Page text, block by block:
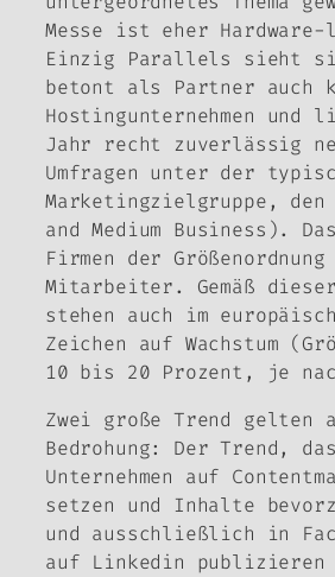
Messe ist eher
Einzig Parallels sieht
betont als Partner auch
Hostingunternehmen
Jahr recht zuverlässig
Umfragen unter der
Marketingzielgruppe, den
and Medium Business).
Firmen der
Mitarbeiter. Gemäß
stehen auch im
Zeichen auf Wachstum
10 bis 20 Prozent, je
Zwei große Trend gelten
Bedrohung: Der Trend,
Unternehmen auf
setzen und Inhalte
und ausschließlich in
auf Linkedin publizieren